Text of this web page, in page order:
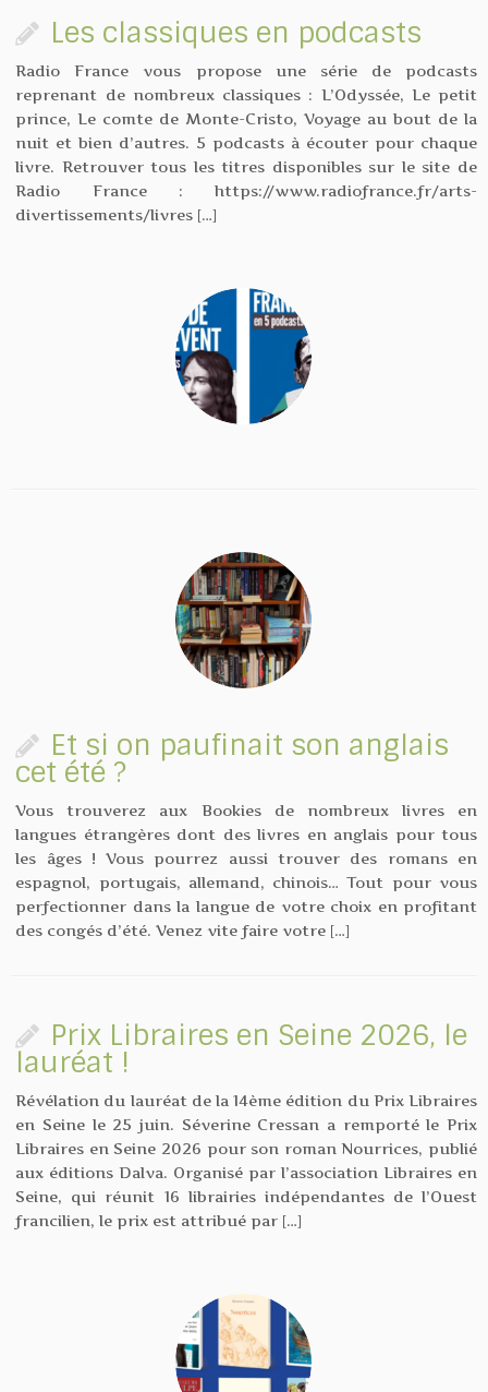
Les classiques en podcasts
Radio France vous propose une série de podcasts
reprenant de nombreux classiques : L’Odyssée, Le petit
prince, Le comte de Monte-Cristo, Voyage au bout de la
nuit et bien d’autres. 5 podcasts à écouter pour chaque
livre. Retrouver tous les titres disponibles sur le site de
Radio France : https://www.radiofrance.fr/arts-
divertissements/livres […]
Et si on paufinait son anglais
cet été ?
Vous trouverez aux Bookies de nombreux livres en
langues étrangères dont des livres en anglais pour tous
les âges ! Vous pourrez aussi trouver des romans en
espagnol, portugais, allemand, chinois… Tout pour vous
perfectionner dans la langue de votre choix en profitant
des congés d’été. Venez vite faire votre […]
Prix Libraires en Seine 2026, le
lauréat !
Révélation du lauréat de la 14ème édition du Prix Libraires
en Seine le 25 juin. Séverine Cressan a remporté le Prix
Libraires en Seine 2026 pour son roman Nourrices, publié
aux éditions Dalva. Organisé par l’association Libraires en
Seine, qui réunit 16 librairies indépendantes de l’Ouest
francilien, le prix est attribué par […]